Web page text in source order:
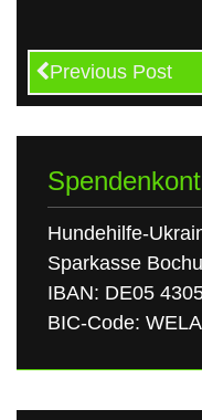
Previous Post
Hundehilfe-
Sparkasse
IBAN: DE05
BIC-Code: